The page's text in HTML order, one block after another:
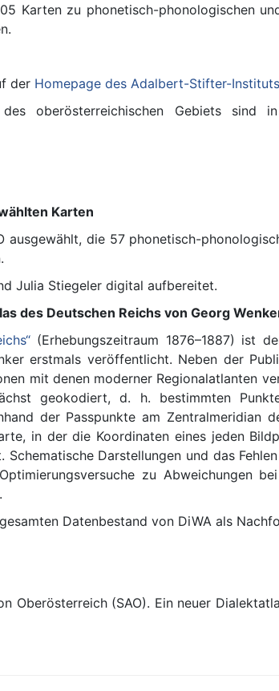
Karten zu phonetisch-phonologischen
der Homepage des Adalbert-Stifter-Instituts
oberösterreichischen Gebiets sind
Karten
ausgewählt, die 57 phonetisch-
Julia Stiegeler digital aufbereitet.
des Deutschen Reichs von Georg
(Erhebungszeitraum 1876–1887) ist
erstmals veröffentlicht. Neben der
mit denen moderner Regionalatlanten
geokodiert, d. h. bestimmten
der Passpunkte am Zentralmeridian
in der die Koordinaten eines jeden
Darstellungen und das
zu Abweichungen
Datenbestand von DiWA als
Oberösterreich (SAO). Ein neuer